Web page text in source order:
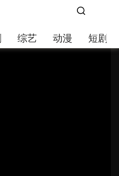
综艺 动漫 短剧